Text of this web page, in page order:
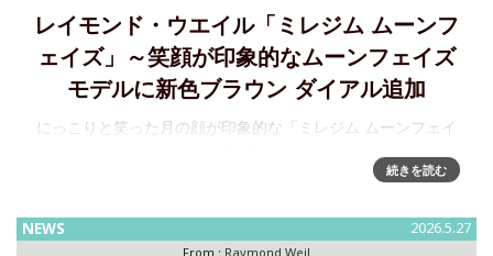
レイモンド・ウエイル「ミレジム ムーンフ
ェイズ」～笑顔が印象的なムーンフェイズ
モデルに新色ブラウン ダイアル追加
にっこりと笑った月の顔が印象的な「ミレジム ムーンフェイ
に、詩的なムーンフェイズ表示を組み合わせた本作は、クラ
≫ブラウン
続きを読む
NEWS 2026.5.27
From : Raymond Weil